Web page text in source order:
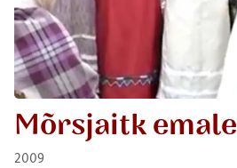
Mõrsjaitk emale
2009